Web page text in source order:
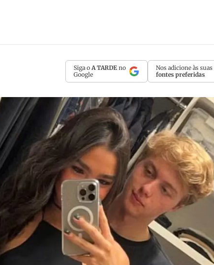
Siga o A TARDE no
Google
Nos adicione às suas
fontes preferidas